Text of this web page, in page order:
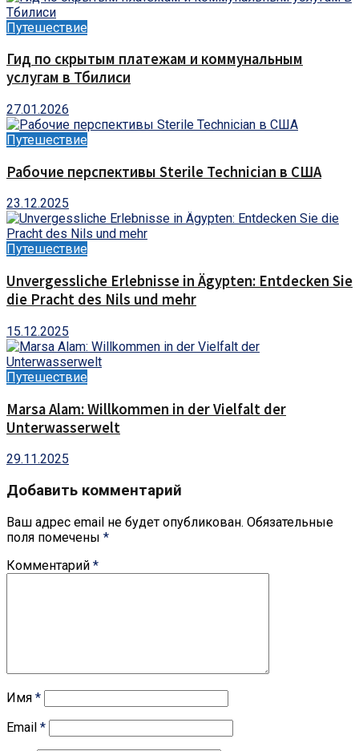
Путешествие
Гид по скрытым платежам и коммунальным
услугам в Тбилиси
27.01.2026
Путешествие
Рабочие перспективы Sterile Technician в США
23.12.2025
Путешествие
Unvergessliche Erlebnisse in Ägypten: Entdecken Sie
die Pracht des Nils und mehr
15.12.2025
Путешествие
Marsa Alam: Willkommen in der Vielfalt der
Unterwasserwelt
29.11.2025
Добавить комментарий
Ваш адрес email не будет опубликован. Обязательные
поля помечены *
Комментарий *
Имя *
Email *